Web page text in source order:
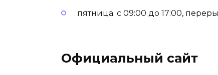
пятница: с 09:00 до 17:00,
Официальный сайт